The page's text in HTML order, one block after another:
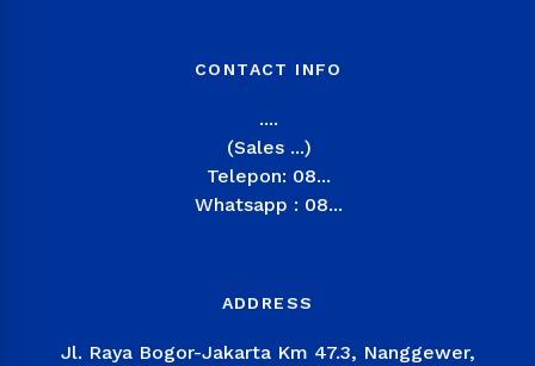
CONTACT INFO
....
(Sales ...)
Telepon: 08...
Whatsapp : 08...
ADDRESS
Jl. Raya Bogor-Jakarta Km 47.3, Nanggewer,